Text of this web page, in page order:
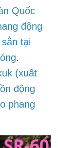
Quốc
động
tại
(xuất
động
phang